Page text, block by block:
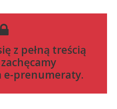
z pełną treścią
e-prenumeraty.